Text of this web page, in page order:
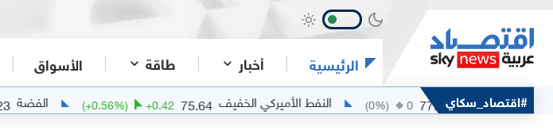
الرئيسية أخبار طاقة الأسواق
#اقتصاد_سكاي
خام مربان 77.94
0
(0 %) النفط الأميركي الخفيف 75.64
+0.42
(+ 0.56%) الفضة 62.2023